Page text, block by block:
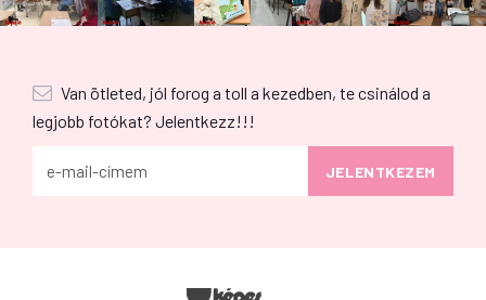
Van ötleted, jól forog a toll a kezedben, te csinálod a
legjobb fotókat? Jelentkezz!!!